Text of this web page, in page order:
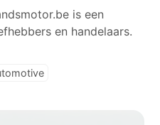
is een
en handelaars.